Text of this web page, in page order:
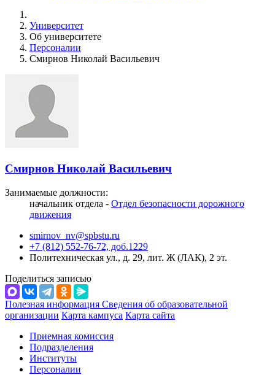
Университет
Об университете
Персоналии
Смирнов Николай Васильевич
Смирнов Николай Васильевич
Занимаемые должности:
начальник отдела - Отдел безопасности дорожного
движения
smirnov_nv@spbstu.ru
+7 (812) 552-76-72, доб.1229
Политехническая ул., д. 29, лит. Ж (ЛАК), 2 эт.
Поделиться записью
Полезная информация Сведения об образовательной
организации Карта кампуса Карта сайта
Приемная комиссия
Подразделения
Институты
Персоналии